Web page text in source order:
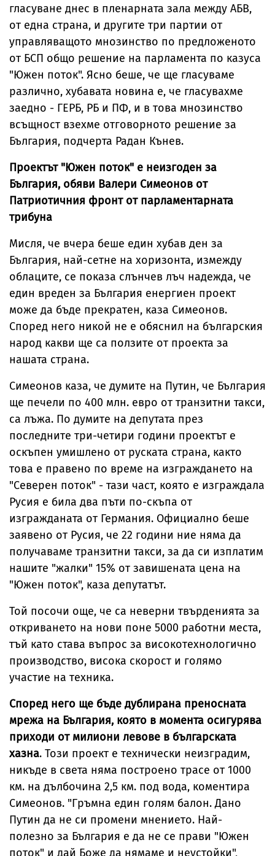
гласуване днес в пленарната зала между АБВ,
от една страна, и другите три партии от
управляващото мнозинство по предложеното
от БСП общо решение на парламента по казуса
"Южен поток". Ясно беше, че ще гласуваме
различно, хубавата новина е, че гласувахме
заедно - ГЕРБ, РБ и ПФ, и в това мнозинство
всъщност взехме отговорното решение за
България, подчерта Радан Кънев.
Проектът "Южен поток" е неизгоден за
България, обяви Валери Симеонов от
Патриотичния фронт от парламентарната
трибуна
Мисля, че вчера беше един хубав ден за
България, най-сетне на хоризонта, измежду
облаците, се показа слънчев лъч надежда, че
един вреден за България енергиен проект
може да бъде прекратен, каза Симеонов.
Според него никой не е обяснил на българския
народ какви ще са ползите от проекта за
нашата страна.
Симеонов каза, че думите на Путин, че България
ще печели по 400 млн. евро от транзитни такси,
са лъжа. По думите на депутата през
последните три-четири години проектът е
оскъпен умишлено от руската страна, както
това е правено по време на изграждането на
"Северен поток" - тази част, която е изграждала
Русия е била два пъти по-скъпа от
изгражданата от Германия. Официално беше
заявено от Русия, че 22 години ние няма да
получаваме транзитни такси, за да си изплатим
нашите "жалки" 15% от завишената цена на
"Южен поток", каза депутатът.
Той посочи още, че са неверни твърденията за
откриването на нови поне 5000 работни места,
тъй като става въпрос за високотехнологично
производство, висока скорост и голямо
участие на техника.
Според него ще бъде дублирана преносната
мрежа на България, която в момента осигурява
приходи от милиони левове в българската
хазна. Този проект е технически неизградим,
никъде в света няма построено трасе от 1000
км. на дълбочина 2,5 км. под вода, коментира
Симеонов. "Гръмна един голям балон. Дано
Путин да не си промени мнението. Най-
полезно за България е да не се прави "Южен
поток" и дай Боже да нямаме и неустойки",